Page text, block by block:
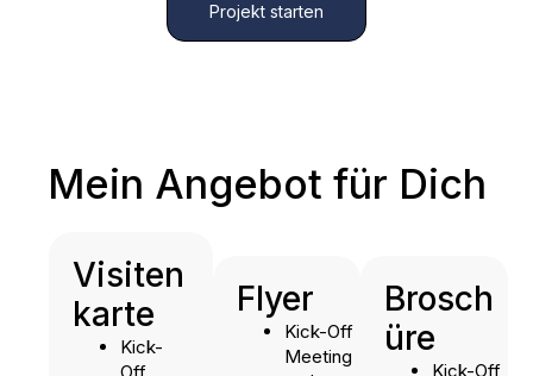
Projekt starten
Mein Angebot für Dich
Visiten
karte
Kick-
Flyer
Kick-Off
Meeting
Brosch
üre
Kick-Off